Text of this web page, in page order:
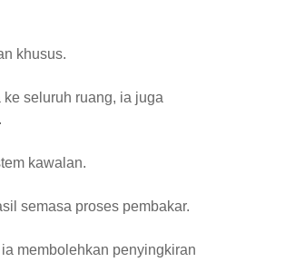
khusus.
seluruh ruang, ia juga
kawalan.
semasa proses pembakar.
membolehkan penyingkiran